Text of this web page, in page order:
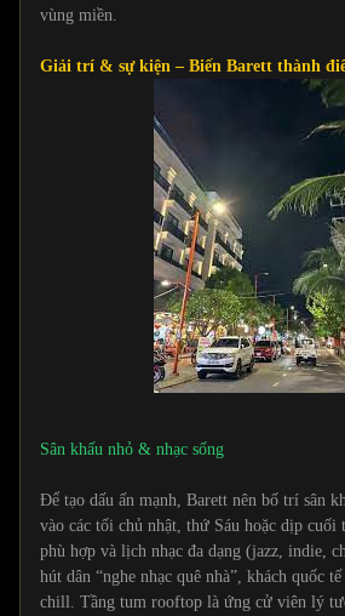
vùng miền.
Giải trí & sự kiện – Biến Barett thành
Sân khấu nhỏ & nhạc sống
Để tạo dấu ấn mạnh, Barett nên bố trí sân
vào các tối chủ nhật, thứ Sáu hoặc dịp cuối
phù hợp và lịch nhạc đa dạng (jazz, indie,
hút dân “nghe nhạc quê nhà”, khách quốc
chill. Tầng tum rooftop là ứng cử viên lý